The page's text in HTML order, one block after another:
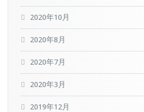
2020年10月
2020年8月
2020年7月
2020年3月
2019年12月